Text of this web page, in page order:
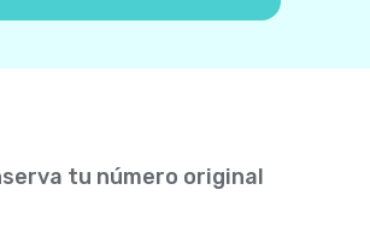
tu número original